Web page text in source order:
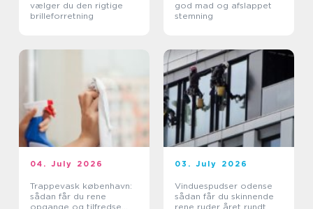
vælger du den rigtige
brilleforretning
god mad og afslappet
stemning
04. July 2026
Trappevask københavn:
sådan får du rene
opgange og tilfredse
03. July 2026
Vinduespudser odense
sådan får du skinnende
rene ruder året rundt